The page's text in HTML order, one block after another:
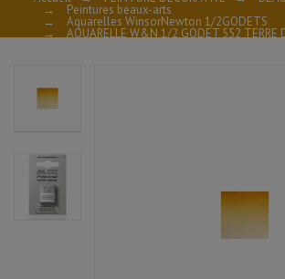
→ Peintures beaux-arts
→ Aquarelles WinsorNewton 1/2GODETS
→ AQUARELLE W&N 1/2 GODET 552 TERRE